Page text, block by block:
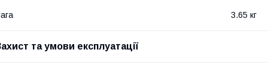
3.65 кг
та умови експлуатації